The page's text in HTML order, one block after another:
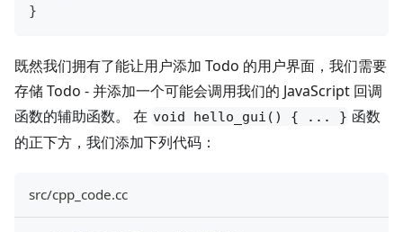
}
既然我们拥有了能让用户添加 Todo 的用户界面，我们需要
存储 Todo - 并添加一个可能会调用我们的 JavaScript 回调
函数的辅助函数。 在 void hello_gui() { ... } 函数
的正下方，我们添加下列代码：
src/cpp_code.cc